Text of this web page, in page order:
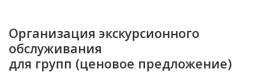
Организация экскурсионного
обслуживания
для групп (ценовое предложение)